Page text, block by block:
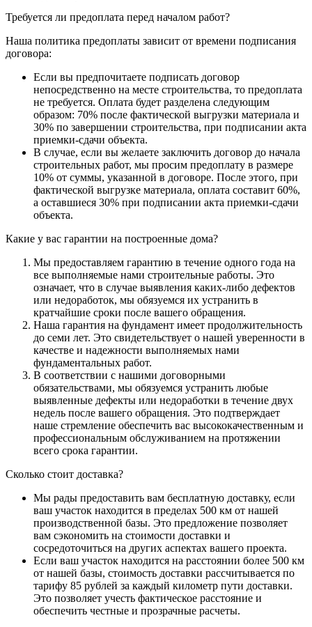
Требуется ли предоплата перед началом работ?
Наша политика предоплаты зависит от времени подписания
договора:
Если вы предпочитаете подписать договор
непосредственно на месте строительства, то предоплата
не требуется. Оплата будет разделена следующим
образом: 70% после фактической выгрузки материала и
30% по завершении строительства, при подписании акта
приемки-сдачи объекта.
В случае, если вы желаете заключить договор до начала
строительных работ, мы просим предоплату в размере
10% от суммы, указанной в договоре. После этого, при
фактической выгрузке материала, оплата составит 60%,
а оставшиеся 30% при подписании акта приемки-сдачи
объекта.
Какие у вас гарантии на построенные дома?
Мы предоставляем гарантию в течение одного года на
все выполняемые нами строительные работы. Это
означает, что в случае выявления каких-либо дефектов
или недоработок, мы обязуемся их устранить в
кратчайшие сроки после вашего обращения.
Наша гарантия на фундамент имеет продолжительность
до семи лет. Это свидетельствует о нашей уверенности в
качестве и надежности выполняемых нами
фундаментальных работ.
В соответствии с нашими договорными
обязательствами, мы обязуемся устранить любые
выявленные дефекты или недоработки в течение двух
недель после вашего обращения. Это подтверждает
наше стремление обеспечить вас высококачественным и
профессиональным обслуживанием на протяжении
всего срока гарантии.
Сколько стоит доставка?
Мы рады предоставить вам бесплатную доставку, если
ваш участок находится в пределах 500 км от нашей
производственной базы. Это предложение позволяет
вам сэкономить на стоимости доставки и
сосредоточиться на других аспектах вашего проекта.
Если ваш участок находится на расстоянии более 500 км
от нашей базы, стоимость доставки рассчитывается по
тарифу 85 рублей за каждый километр пути доставки.
Это позволяет учесть фактическое расстояние и
обеспечить честные и прозрачные расчеты.